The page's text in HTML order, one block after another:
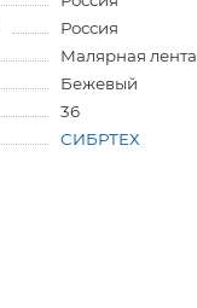
Россия
Малярная лента
Бежевый
36
СИБРТЕХ